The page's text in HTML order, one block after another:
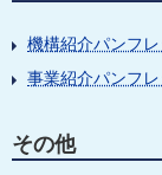
機構紹介パンフレ
事業紹介パンフ
その他